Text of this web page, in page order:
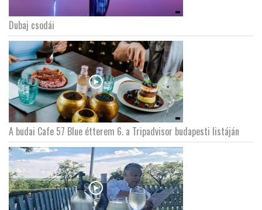
Dubaj csodái
A budai Cafe 57 Blue étterem 6. a Tripadvisor budapesti listáján